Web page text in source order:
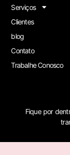
Serviços
Clientes
blog
Contato
Trabalhe Conosco
Fique por